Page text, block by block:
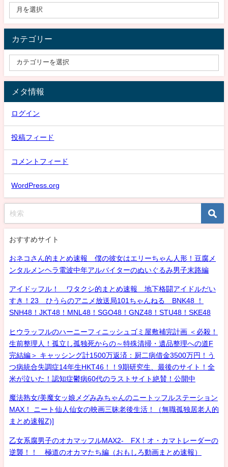
カテゴリー
メタ情報
ログイン
投稿フィード
コメントフィード
WordPress.org
おすすめサイト
おネコさん的まとめ速報 僕の彼女はエリーちゃん人形！豆腐メ
ンタルメンヘラ電波中年アルバイターのぬいぐるみ男子末路編
アイドッフル！ ワタクシ的まとめ速報 地下格闘アイドルだい
すき！23 ひうらのアニメ放送局101ちゃんねる BNK48 ！
SNH48！JKT48！MNL48！SGO48！GNZ48！STU48！SKE48
ヒウラッフルのハーニーフィニッシュゴミ屋敷補完計画 ＜必殺！
生前整理人！孤立し孤独死からの～特殊清掃・遺品整理への道F
完結編＞ キャッシング計1500万返済：厨二病借金3500万円！う
つ病統合失調症14年生HKT46！！9期研究生、最後のサイト！全
米が泣いた！認知症鬱病60代のラストサイト絶賛！公開中
魔法熟女/美魔女ッ娘メグみみちゃんのニートッフルステーション
MAX！ ニート仙人仙女の映画三昧老後生活！（無職孤独居老人的
まとめ速報Z)]
乙女系腐男子のオカマッフルMAX2- FX！オ・カマトレーダーの
逆襲！！ 極道のオカマたち編（おもしろ動画まとめ速報）